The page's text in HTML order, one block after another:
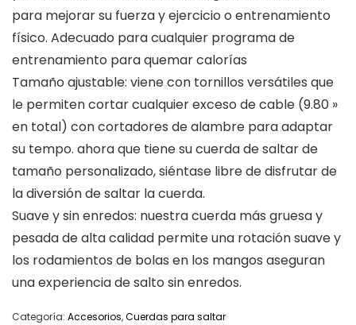
para mejorar su fuerza y ​​ejercicio o entrenamiento
físico. Adecuado para cualquier programa de
entrenamiento para quemar calorías
Tamaño ajustable: viene con tornillos versátiles que
le permiten cortar cualquier exceso de cable (9.80 »
en total) con cortadores de alambre para adaptar
su tempo. ahora que tiene su cuerda de saltar de
tamaño personalizado, siéntase libre de disfrutar de
la diversión de saltar la cuerda.
Suave y sin enredos: nuestra cuerda más gruesa y
pesada de alta calidad permite una rotación suave y
los rodamientos de bolas en los mangos aseguran
una experiencia de salto sin enredos.
Categoría: Accesorios,Cuerdas para saltar